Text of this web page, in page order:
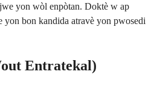
yon wòl enpòtan. Doktè w ap
yon bon kandida atravè yon pwosedi
Entratekal)